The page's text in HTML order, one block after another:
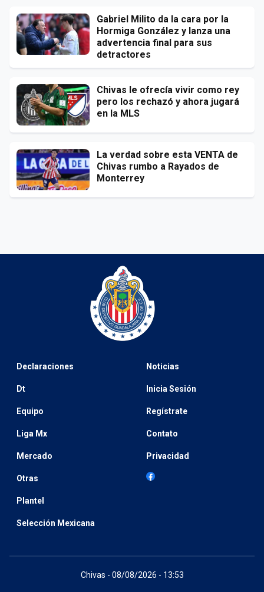
Gabriel Milito da la cara por la
Hormiga González y lanza una
advertencia final para sus
detractores
Chivas le ofrecía vivir como rey
pero los rechazó y ahora jugará
en la MLS
La verdad sobre esta VENTA de
Chivas rumbo a Rayados de
Monterrey
Declaraciones
Dt
Equipo
Liga Mx
Mercado
Otras
Plantel
Selección Mexicana
Noticias
Inicia Sesión
Regístrate
Contato
Privacidad
Chivas - 08/08/2026 - 13:53